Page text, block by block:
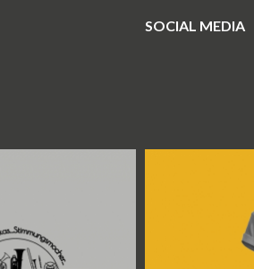
SOCIAL MEDIA